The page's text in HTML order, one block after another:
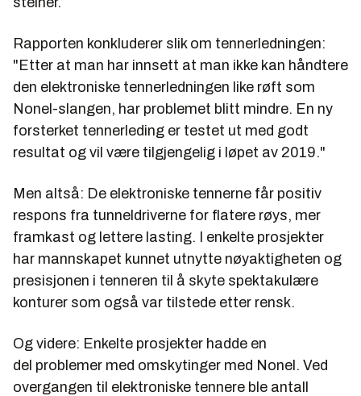
Rapporten konkluderer slik om tennerledningen:
"Etter at man har innsett at man ikke kan håndtere
den elektroniske tennerledningen like røft som
Nonel-slangen, har problemet blitt mindre. En ny
forsterket tennerleding er testet ut med godt
resultat og vil være tilgjengelig i løpet av 2019."
Men altså: De elektroniske tennerne får positiv
respons fra tunneldriverne for flatere røys, mer
framkast og lettere lasting. I enkelte prosjekter
har mannskapet kunnet utnytte nøyaktigheten og
presisjonen i tenneren til å skyte spektakulære
konturer som også var tilstede etter rensk.
Og videre: Enkelte prosjekter hadde en
del problemer med omskytinger med Nonel. Ved
overgangen til elektroniske tennere ble antall